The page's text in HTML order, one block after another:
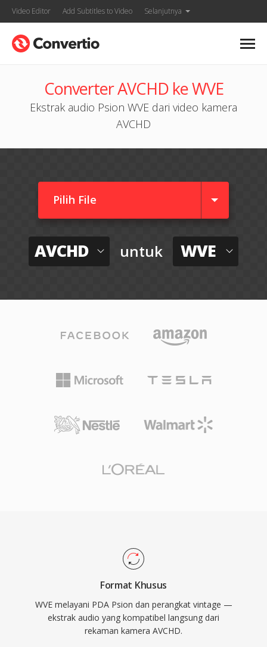
Video Editor Add Subtitles to Video Selanjutnya
Converter AVCHD ke WVE
Ekstrak audio Psion WVE dari video kamera
AVCHD
Pilih File
AVCHD untuk WVE
Format Khusus
WVE melayani PDA Psion dan perangkat vintage —
ekstrak audio yang kompatibel langsung dari
rekaman kamera AVCHD.